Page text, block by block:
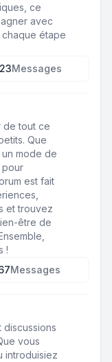
ce
avec
étape
Messages
de tout ce
Que
mode de
pour
est fait
et trouvez
être de
!
Messages
vous
introduisiez